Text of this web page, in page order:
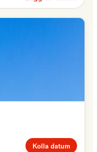
Kolla datum